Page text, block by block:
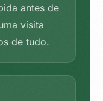
antes de
visita
de tudo.